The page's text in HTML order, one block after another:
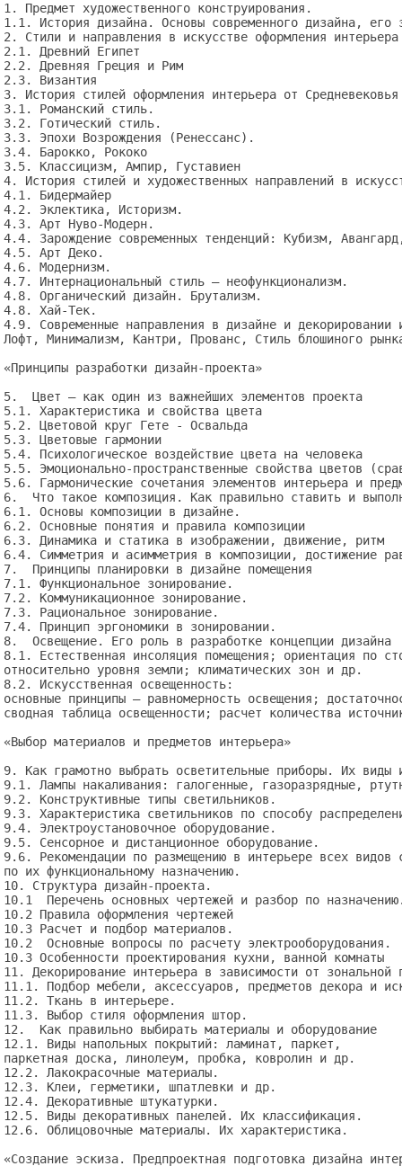
1. Предмет художественного конструирования.
1.1. История дизайна. Основы современного дизайна, его
2. Стили и направления в искусстве оформления
2.1. Древний Египет
2.2. Древняя Греция и Рим
2.3. Византия
3. История стилей оформления интерьера от
3.1. Романский стиль.
3.2. Готический стиль.
3.3. Эпохи Возрождения (Ренессанс).
3.4. Барокко, Рококо
3.5. Классицизм, Ампир, Густавиен
4. История стилей и художественных направлений в
4.1. Бидермайер
4.2. Эклектика, Историзм.
4.3. Арт Нуво-Модерн.
4.4. Зарождение современных тенденций: Кубизм,
4.5. Арт Деко.
4.6. Модернизм.
4.7. Интернациональный стиль — неофункционализм.
4.8. Органический дизайн. Брутализм.
4.8. Хай-Тек.
4.9. Современные направления в дизайне и
Лофт, Минимализм, Кантри, Прованс, Стиль блошиного
«Принципы разработки дизайн-проекта»
5.  Цвет – как один из важнейших элементов проекта
5.1. Характеристика и свойства цвета
5.2. Цветовой круг Гете - Освальда
5.3. Цветовые гармонии
5.4. Психологическое воздействие цвета на человека
5.5. Эмоционально-пространственные свойства цветов
5.6. Гармонические сочетания элементов интерьера и
6.  Что такое композиция. Как правильно ставить и
6.1. Основы композиции в дизайне.
6.2. Основные понятия и правила композиции
6.3. Динамика и статика в изображении, движение, ритм
6.4. Симметрия и асимметрия в композиции, достижение
7.  Принципы планировки в дизайне помещения
7.1. Функциональное зонирование.
7.2. Коммуникационное зонирование.
7.3. Рациональное зонирование.
7.4. Принцип эргономики в зонировании.
8.  Освещение. Его роль в разработке концепции дизайна
8.1. Естественная инсоляция помещения; ориентация по
относительно уровня земли; климатических зон и др.
8.2. Искусственная освещенность:
основные принципы – равномерность освещения;
сводная таблица освещенности; расчет количества
«Выбор материалов и предметов интерьера»
9. Как грамотно выбрать осветительные приборы. Их виды
9.1. Лампы накаливания: галогенные, газоразрядные,
9.2. Конструктивные типы светильников.
9.3. Характеристика светильников по способу
9.4. Электроустановочное оборудование.
9.5. Сенсорное и дистанционное оборудование.
9.6. Рекомендации по размещению в интерьере всех видов
по их функциональному назначению.
10. Структура дизайн-проекта.
10.1  Перечень основных чертежей и разбор по
10.2 Правила оформления чертежей
10.3 Расчет и подбор материалов.
10.2  Основные вопросы по расчету электрооборудования.
10.3 Особенности проектирования кухни, ванной комнаты
11. Декорирование интерьера в зависимости от зональной
11.1. Подбор мебели, аксессуаров, предметов декора и
11.2. Ткань в интерьере.
11.3. Выбор стиля оформления штор.
12.  Как правильно выбирать материалы и оборудование
12.1. Виды напольных покрытий: ламинат, паркет,
паркетная доска, линолеум, пробка, ковролин и др.
12.2. Лакокрасочные материалы.
12.3. Клеи, герметики, шпатлевки и др.
12.4. Декоративные штукатурки.
12.5. Виды декоративных панелей. Их классификация.
12.6. Облицовочные материалы. Их характеристика.
«Создание эскиза. Предпроектная подготовка дизайна